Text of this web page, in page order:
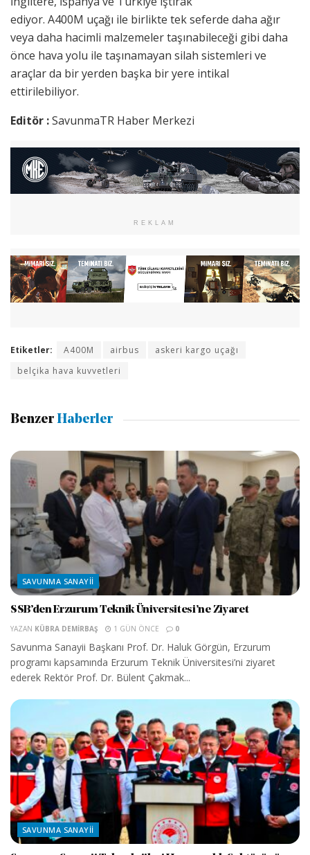
ediyor. A400M uçağı ile birlikte tek seferde daha ağır
veya daha hacimli malzemeler taşınabileceği gibi daha
önce hava yolu ile taşınamayan silah sistemleri ve
araçlar da bir yerden başka bir yere intikal
ettirilebiliyor.
Editör :SavunmaTR Haber Merkezi
REKLAM
Etiketler: A400M airbus
askeri kargo uçağı
belçika hava kuvvetleri
Benzer Haberler
SAVUNMA SANAYII
SSB’den Erzurum Teknik Üniversitesi’ne Ziyaret
YAZAN KÜBRA DEMIRBAŞ 1 GÜN ÖNCE 0
Savunma Sanayii Başkanı Prof. Dr. Haluk Görgün, Erzurum
programı kapsamında Erzurum Teknik Üniversitesi’ni ziyaret
ederek Rektör Prof. Dr. Bülent Çakmak...
SAVUNMA SANAYII